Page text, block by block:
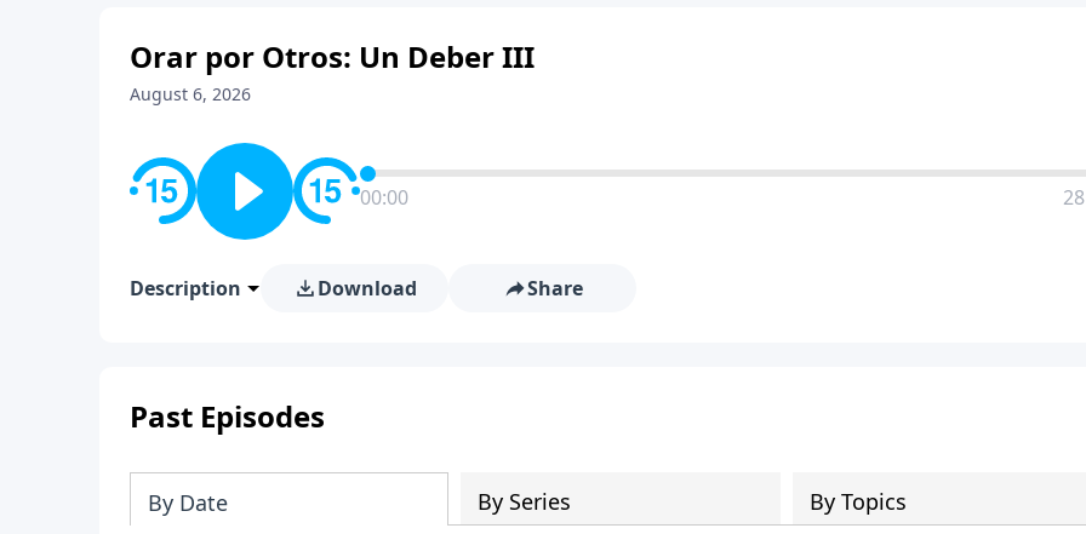
Orar por Otros: Un Deber III
August 6, 2026
00:00
Description Download Share
Past Episodes
By Date By Series By Topics